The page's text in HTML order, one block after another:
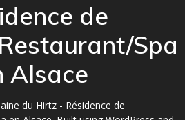
de
Spa
Alsace
du Hirtz - Résidence de